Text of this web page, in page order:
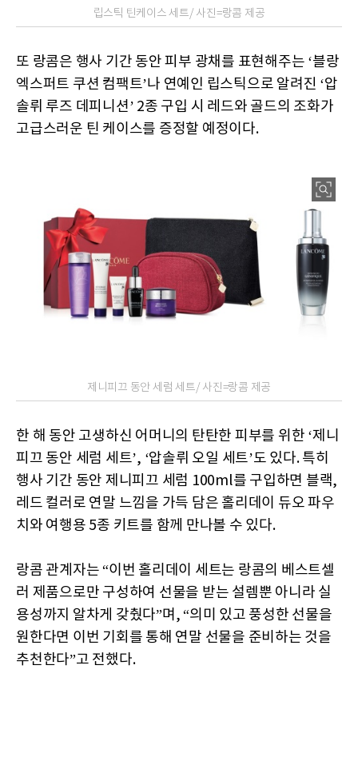
립스틱 틴케이스 세트/ 사진=랑콤 제공
또 랑콤은 행사 기간 동안 피부 광채를 표현해주는 ‘블랑
엑스퍼트 쿠션 컴팩트’나 연예인 립스틱으로 알려진 ‘압
솔뤼 루즈 데피니션’ 2종 구입 시 레드와 골드의 조화가
고급스러운 틴 케이스를 증정할 예정이다.
제니피끄 동안 세럼 세트/ 사진=랑콤 제공
한 해 동안 고생하신 어머니의 탄탄한 피부를 위한 ‘제니
피끄 동안 세럼 세트’, ‘압솔뤼 오일 세트’도 있다. 특히
행사 기간 동안 제니피끄 세럼 100ml를 구입하면 블랙,
레드 컬러로 연말 느낌을 가득 담은 홀리데이 듀오 파우
치와 여행용 5종 키트를 함께 만나볼 수 있다.
랑콤 관계자는 “이번 홀리데이 세트는 랑콤의 베스트셀
러 제품으로만 구성하여 선물을 받는 설렘뿐 아니라 실
용성까지 알차게 갖췄다”며, “의미 있고 풍성한 선물을
원한다면 이번 기회를 통해 연말 선물을 준비하는 것을
추천한다”고 전했다.